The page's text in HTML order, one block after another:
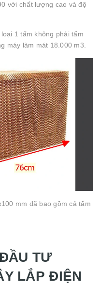
với chất lượng cao và độ
1 tấm không phải tấm
máy làm mát 18.000 m3.
mm đã bao gồm cả tấm
TƯ
LẮP ĐIỆN